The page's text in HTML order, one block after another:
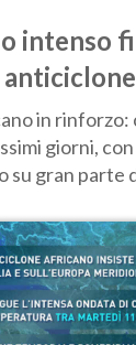
intenso
in rinforzo:
giorni,
su gran parte